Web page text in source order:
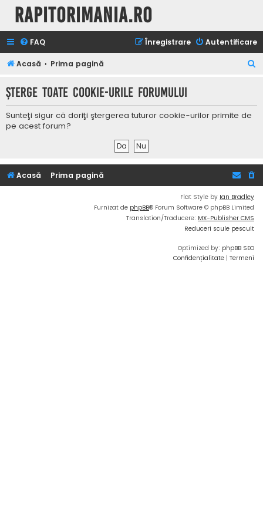
Rapitorimania.ro
FAQ Autentificare
Înregistrare
Acasă Prima pagină
t
Şterge toate cookie-urile forumului
Sunteţi sigur că doriţi ştergerea tuturor cookie-urilor primite de
pe acest forum?
Acasă Prima pagină
Flat Style by Ian Bradley
Furnizat de phpBB® Forum Software © phpBB Limited
Translation/Traducere: MX-Publisher CMS
Reduceri scule pescuit
Optimized by: phpBB SEO
Confidențialitate | Termeni